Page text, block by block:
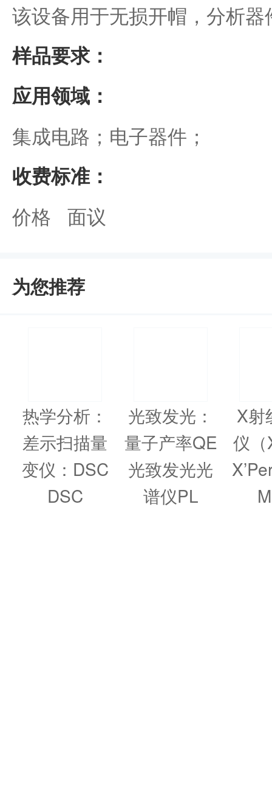
该设备用于无损开帽，分析器
样品要求：
应用领域：
集成电路；电子器件；
收费标准：
价格 面议
为您推荐
热学分析：
差示扫描量
变仪：DSC
DSC
光致发光：
量子产率QE
光致发光光
谱仪PL
X射
仪